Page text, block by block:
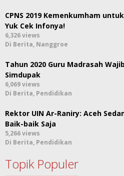
CPNS 2019 Kemenkumham
Yuk Cek Infonya!
6,326 views
Di Berita, Nanggroe
Tahun 2020 Guru Madrasah
Simdupak
6,069 views
Di Berita, Pendidikan
Rektor UIN Ar-Raniry: Aceh
Baik-baik Saja
5,266 views
Di Berita, Pendidikan
Topik Populer